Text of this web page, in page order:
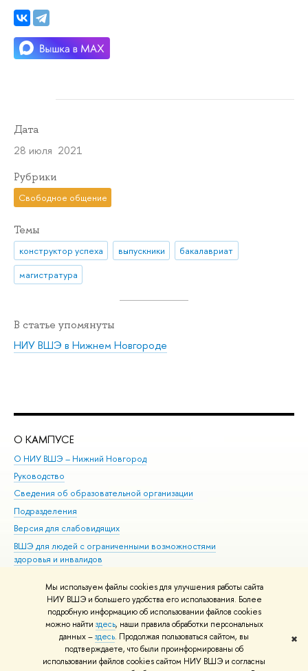
Мы используем файлы cookies для улучшения работы сайта
НИУ ВШЭ и большего удобства его использования. Более
подробную информацию об использовании файлов cookies
можно найти здесь, наши правила обработки персональных
данных –здесь. Продолжая пользоваться сайтом, вы
подтверждаете, что были проинформированы об
использовании файлов cookies сайтом НИУ ВШЭ и согласны
✖
Дата
28 июля 2021
Рубрики
Свободное общение
Темы
конструктор успеха выпускники
бакалавриат
магистратура
В статье упомянуты
НИУ ВШЭ в Нижнем Новгороде
О КАМПУСЕ
О НИУ ВШЭ – Нижний Новгород
Руководство
Сведения об образовательной организации
Подразделения
Версия для слабовидящих
ВШЭ для людей с ограниченными возможностями
здоровья и инвалидов
© НИУ ВШЭ 1993–2026 Адреса и контакты Условия использования